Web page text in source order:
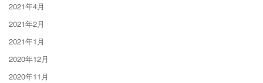
2021年4月
2021年2月
2021年1月
2020年12月
2020年11月